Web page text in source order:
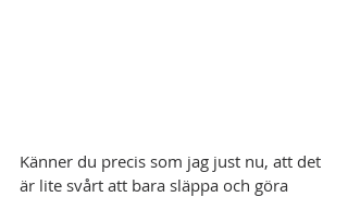
Känner du precis som jag just nu, att det
är lite svårt att bara släppa och göra